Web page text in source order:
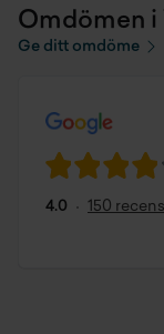
Tryggt
Erfaren
Omdömen i
Ge ditt omdöme
4.0 150